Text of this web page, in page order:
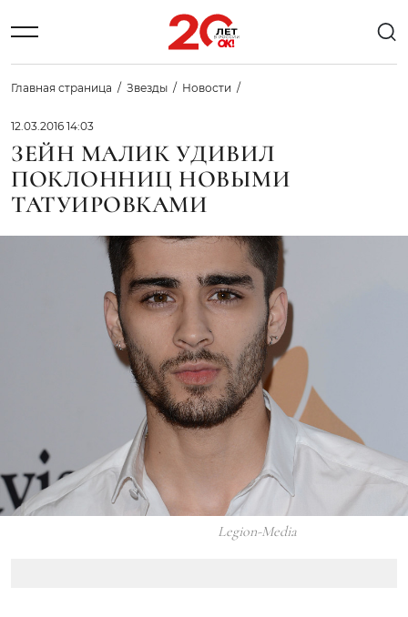
Главная страница Звезды Новости
12.03.2016 14:03
ЗЕЙН МАЛИК УДИВИЛ
ПОКЛОННИЦ НОВЫМИ
ТАТУИРОВКАМИ
Legion-Media